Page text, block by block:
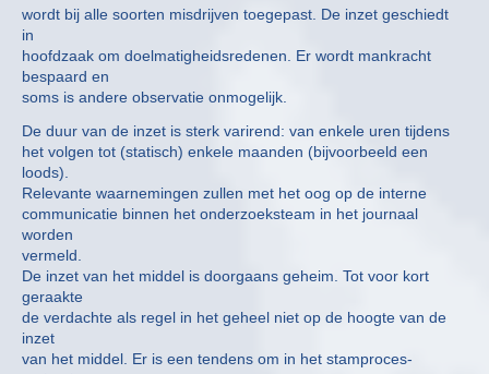
wordt bij alle soorten misdrijven toegepast. De inzet geschiedt
in
hoofdzaak om doelmatigheidsredenen. Er wordt mankracht
bespaard en
soms is andere observatie onmogelijk.
De duur van de inzet is sterk varirend: van enkele uren tijdens
het volgen tot (statisch) enkele maanden (bijvoorbeeld een
loods).
Relevante waarnemingen zullen met het oog op de interne
communicatie binnen het onderzoeksteam in het journaal
worden
vermeld.
De inzet van het middel is doorgaans geheim. Tot voor kort
geraakte
de verdachte als regel in het geheel niet op de hoogte van de
inzet
van het middel. Er is een tendens om in het stamproces-